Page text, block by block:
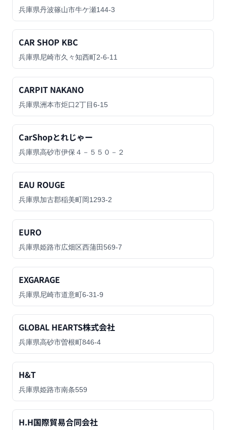
兵庫県丹波篠山市牛ケ瀬144-3
CAR SHOP KBC
兵庫県尼崎市久々知西町2-6-11
CARPIT NAKANO
兵庫県洲本市炬口2丁目6-15
CarShopとれじゃー
兵庫県高砂市伊保４－５５０－２
EAU ROUGE
兵庫県加古郡稲美町岡1293-2
EURO
兵庫県姫路市広畑区西蒲田569-7
EXGARAGE
兵庫県尼崎市道意町6-31-9
GLOBAL HEARTS株式会社
兵庫県高砂市曽根町846-4
H&T
兵庫県姫路市南条559
H.H国際貿易合同会社